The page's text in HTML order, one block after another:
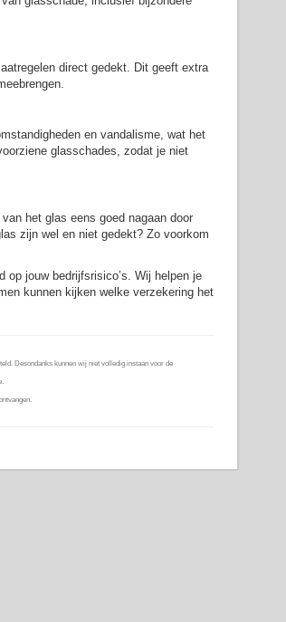
direct gedekt. Dit geeft extra
en vandalisme, wat het
glasschades, zodat je niet
het glas eens goed nagaan door
zijn wel en niet gedekt? Zo voorkom
op jouw bedrijfsrisico’s. Wij helpen je
kunnen kijken welke verzekering het
Desondanks kunnen wij niet volledig instaan voor de